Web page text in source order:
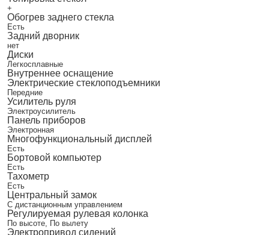
+
Обогрев заднего стекла
Есть
Задний дворник
нет
Диски
Легкосплавные
Внутреннее оснащение
Электрические стеклоподъемники
Передние
Усилитель руля
Электроусилитель
Панель приборов
Электронная
Многофункциональный дисплей
Есть
Бортовой компьютер
Есть
Тахометр
Есть
Центральный замок
С дистанционным управлением
Регулируемая рулевая колонка
По высоте, По вылету
Электропривод сидений